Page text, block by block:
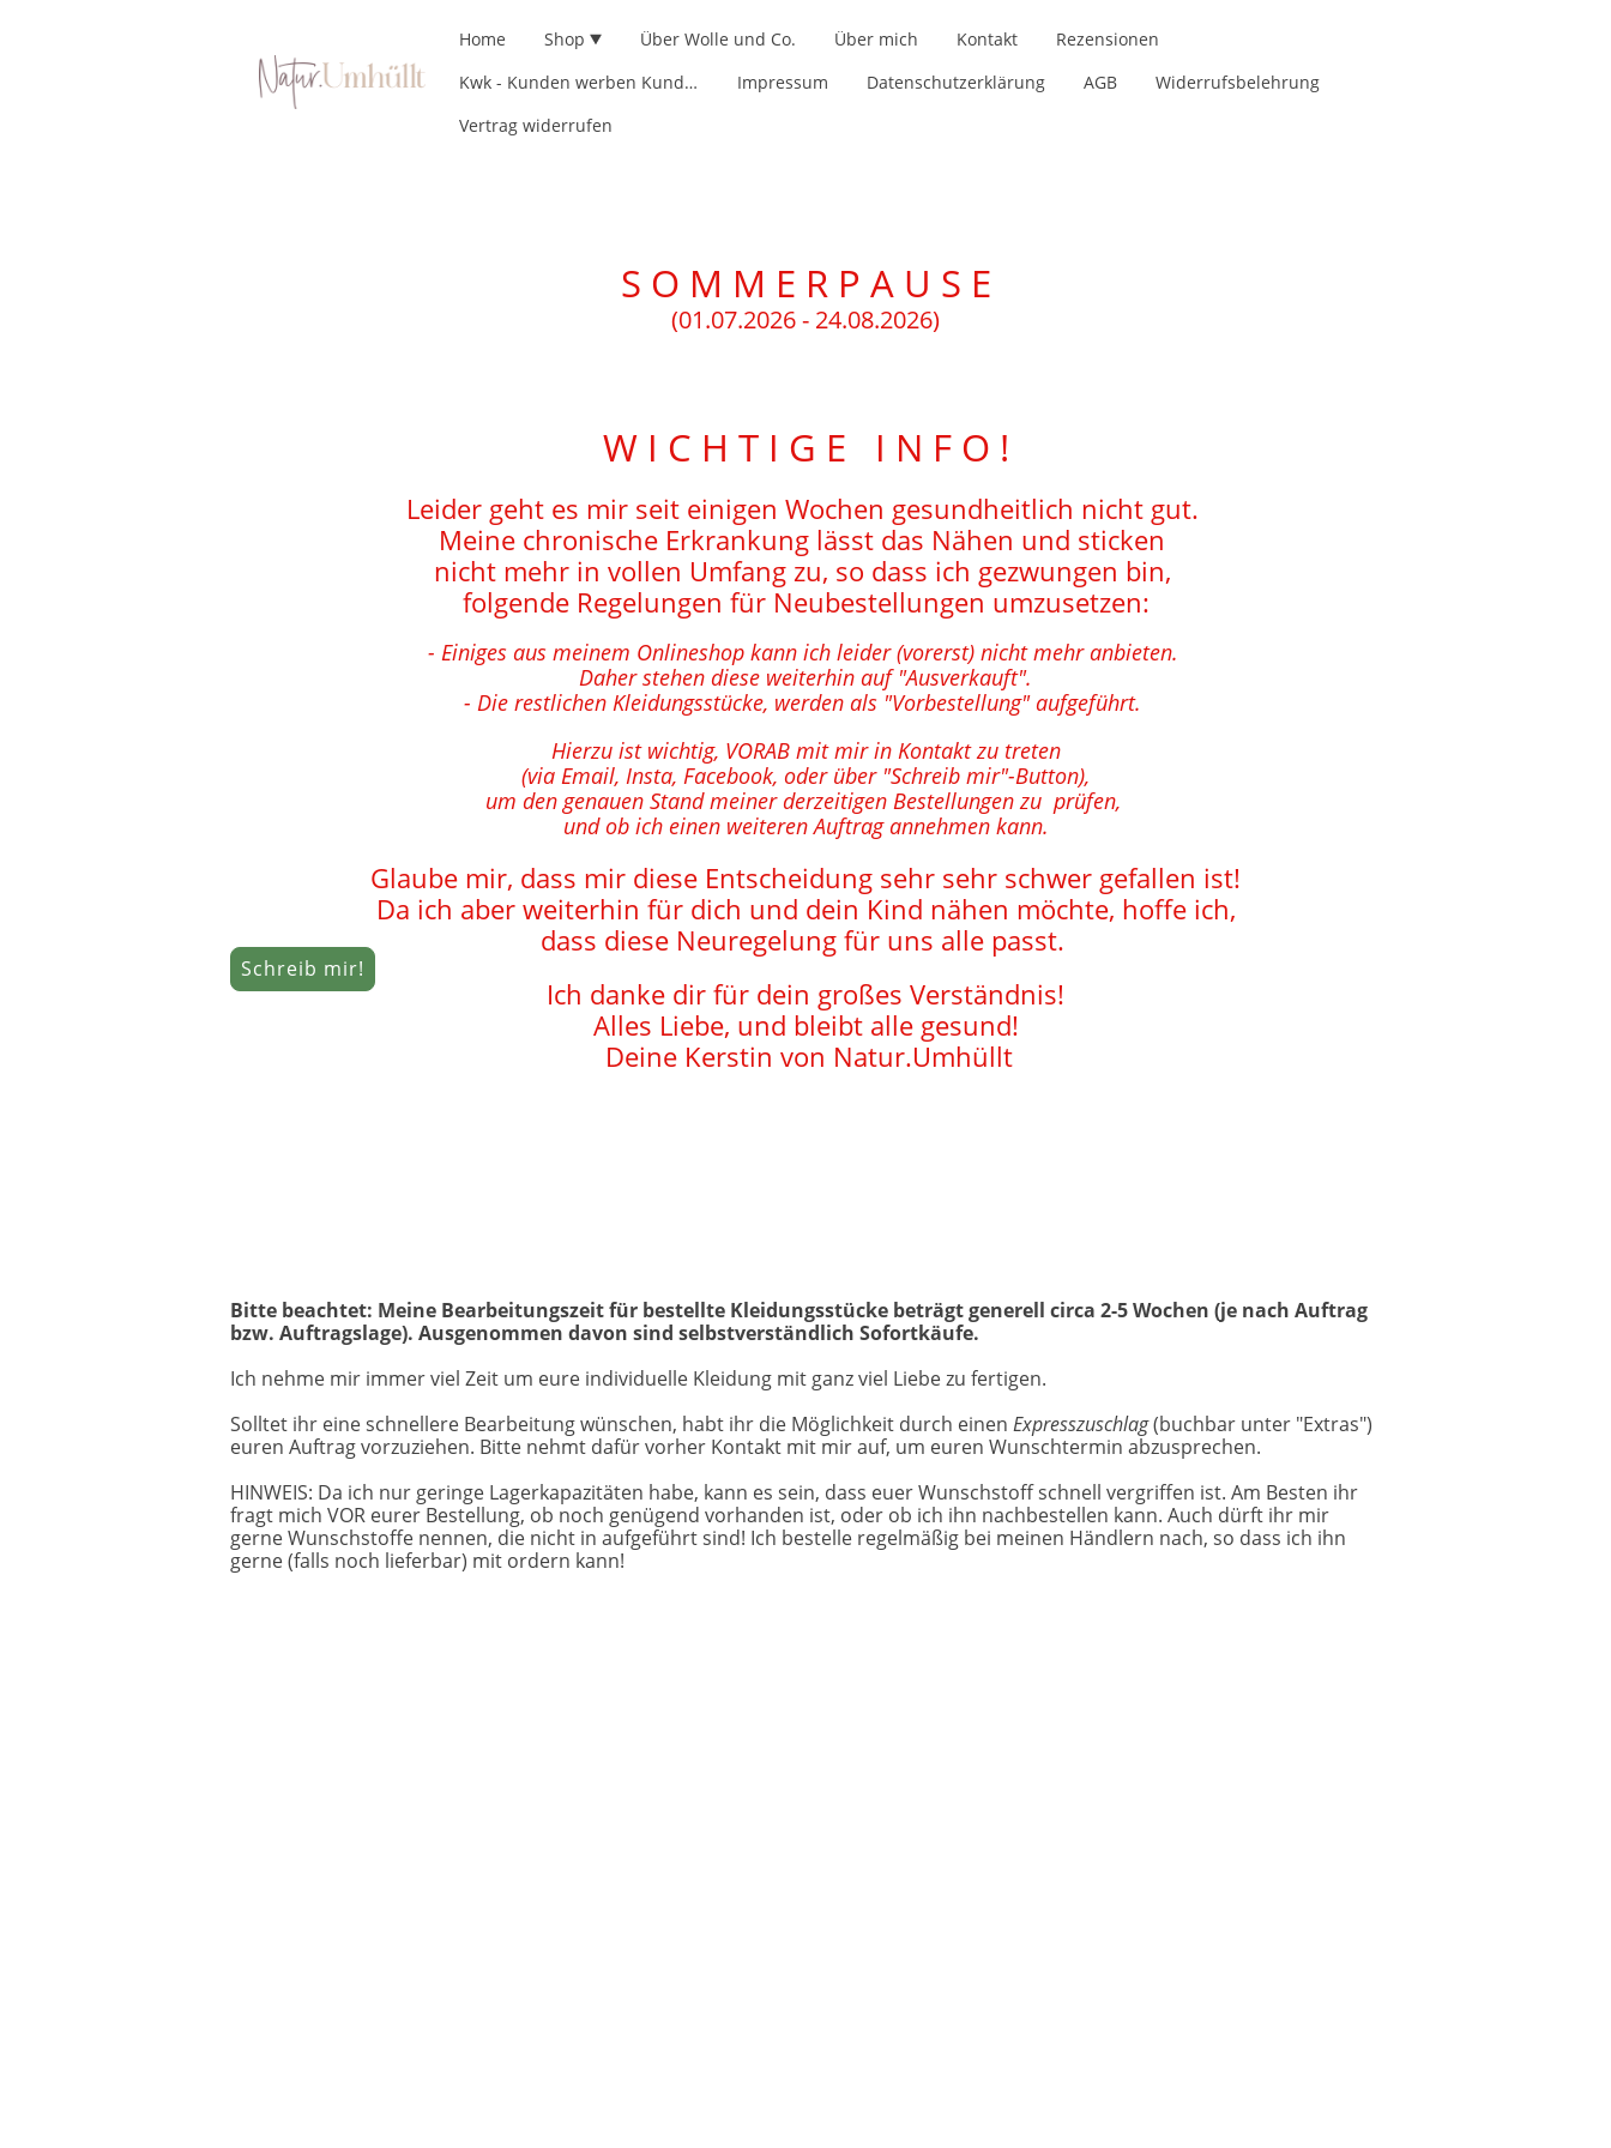
Home Shop Über Wolle und Co. Über mich Kontakt
Rezensionen
Kwk - Kunden werben Kunden
Impressum Datenschutzerklärung AGB
Widerrufsbelehrung
Vertrag widerrufen
S O M M E R P A U S E
(01.07.2026 - 24.08.2026)
W I C H T I G E I N F O !
Leider geht es mir seit einigen Wochen gesundheitlich nicht gut.
Meine chronische Erkrankung lässt das Nähen und sticken
nicht mehr in vollen Umfang zu, so dass ich gezwungen bin,
folgende Regelungen für Neubestellungen umzusetzen:
- Einiges aus meinem Onlineshop kann ich leider (vorerst) nicht mehr anbieten.
Daher stehen diese weiterhin auf "Ausverkauft".
- Die restlichen Kleidungsstücke, werden als "Vorbestellung" aufgeführt.
Hierzu ist wichtig, VORAB mit mir in Kontakt zu treten
(via Email, Insta, Facebook, oder über "Schreib mir"-Button),
um den genauen Stand meiner derzeitigen Bestellungen zu prüfen,
und ob ich einen weiteren Auftrag annehmen kann.
Glaube mir, dass mir diese Entscheidung sehr sehr schwer gefallen ist!
Da ich aber weiterhin für dich und dein Kind nähen möchte, hoffe ich,
dass diese Neuregelung für uns alle passt.
Ich danke dir für dein großes Verständnis!
Alles Liebe, und bleibt alle gesund!
Deine Kerstin von Natur.Umhüllt
Bitte beachtet: Meine Bearbeitungszeit für bestellte Kleidungsstücke beträgt generell circa 2-5 Wochen (je nach Auftrag
bzw. Auftragslage). Ausgenommen davon sind selbstverständlich Sofortkäufe.
Ich nehme mir immer viel Zeit um eure individuelle Kleidung mit ganz viel Liebe zu fertigen.
Solltet ihr eine schnellere Bearbeitung wünschen, habt ihr die Möglichkeit durch einen Expresszuschlag(buchbar unter "Extras")
euren Auftrag vorzuziehen. Bitte nehmt dafür vorher Kontakt mit mir auf, um euren Wunschtermin abzusprechen.
HINWEIS: Da ich nur geringe Lagerkapazitäten habe, kann es sein, dass euer Wunschstoff schnell vergriffen ist. Am Besten ihr
fragt mich VOR eurer Bestellung, ob noch genügend vorhanden ist, oder ob ich ihn nachbestellen kann. Auch dürft ihr mir
gerne Wunschstoffe nennen, die nicht in aufgeführt sind! Ich bestelle regelmäßig bei meinen Händlern nach, so dass ich ihn
gerne (falls noch lieferbar) mit ordern kann!
Schreib mir!